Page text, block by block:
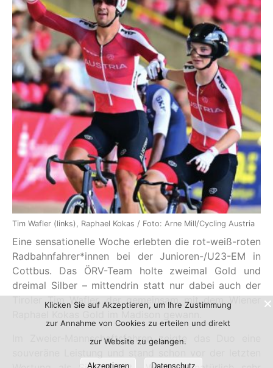
Tim Wafler (links), Raphael Kokas / Foto: Arne Mill/Cycling Austria
Eine sensationelle Woche erlebten die rot-weiß-roten
Radbahnfahrer*innen bei der Junioren-/U23-EM in
Cottbus. Das ÖRV-Team holte zweimal Gold und
dreimal Silber – mittendrin statt nur dabei auch der
Tiroler Tim Wafler, der gemeinsam mit dem Wiener
Im Zweier-Mannschaftsfahren zeigte das Duo eine
Klicken Sie auf Akzeptieren, um Ihre Zustimmung
zur Annahme von Cookies zu erteilen und direkt
zur Website zu gelangen.
Akzeptieren Datenschutz